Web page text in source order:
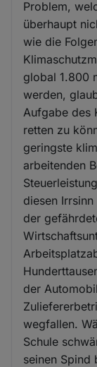
Problem,
überhaupt
wie die
global 1.800
werden,
Aufgabe des
retten zu
geringste
arbeitenden
diesen
der
der
wegfallen.
Schule
seinen Spind